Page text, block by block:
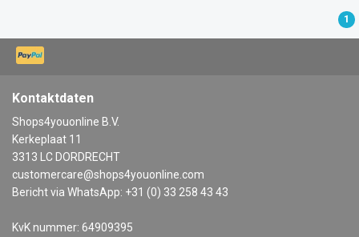
1
Kontaktdaten
Shops4youonline B.V.
Kerkeplaat 11
3313 LC DORDRECHT
customercare@shops4youonline.com
Bericht via WhatsApp: +31 (0) 33 258 43 43
KvK nummer: 64909395